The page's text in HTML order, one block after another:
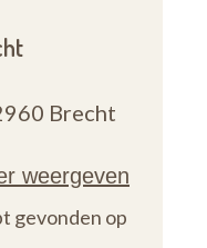
Brecht
gevonden op